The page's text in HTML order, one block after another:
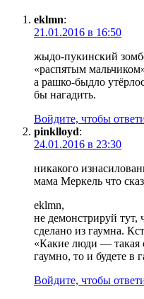
eklmn:
21.01.2016 в 16:50
жыдо-пукинский
«распятым
а рашко-быдло
бы нагадить.
Войдите, чтобы
pinklloyd:
24.01.2016 в 23:30
никакого
мама Меркель что
eklmn,
не демонстрируй тут,
сделано из гаумна.
«Какие люди — такая
гаумно, то и будете в
Войдите, чтобы